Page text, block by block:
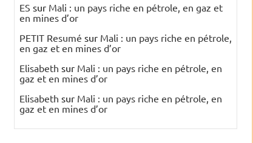
ES sur Mali : un pays riche en pétrole, en gaz et
en mines d’or
PETIT Resumé sur Mali : un pays riche en pétrole,
en gaz et en mines d’or
Elisabeth sur Mali : un pays riche en pétrole, en
gaz et en mines d’or
Elisabeth sur Mali : un pays riche en pétrole, en
gaz et en mines d’or